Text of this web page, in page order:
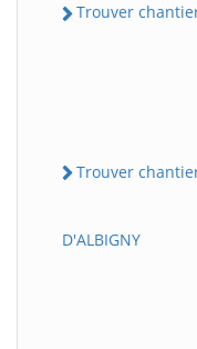
Trouver
Trouver
D'ALBIGNY